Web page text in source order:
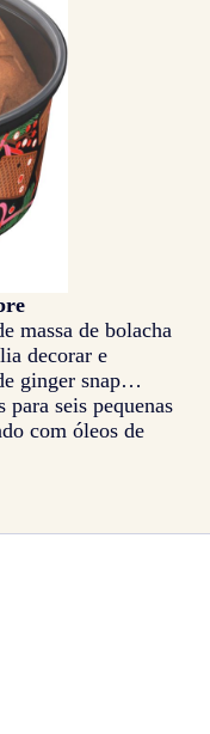
massa de bolacha
decorar e
ginger snap…
para seis pequenas
com óleos de